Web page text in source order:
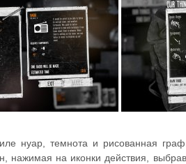
нуар, темнота и рисованная
нажимая на иконки действия,